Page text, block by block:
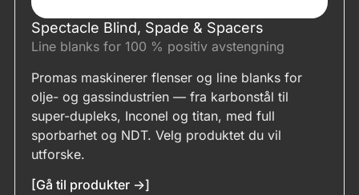
Spectacle Blind, Spade & Spacers
Line blanks for 100 % positiv avstengning
Promas maskinerer flenser og line blanks for
olje- og gassindustrien — fra karbonstål til
super-dupleks, Inconel og titan, med full
sporbarhet og NDT. Velg produktet du vil
utforske.
[Gå til produkter ->]
Last opp filer
Drag & Drop Files,Choose Files to Upload
You can upload up to 4 files.
Kommentar